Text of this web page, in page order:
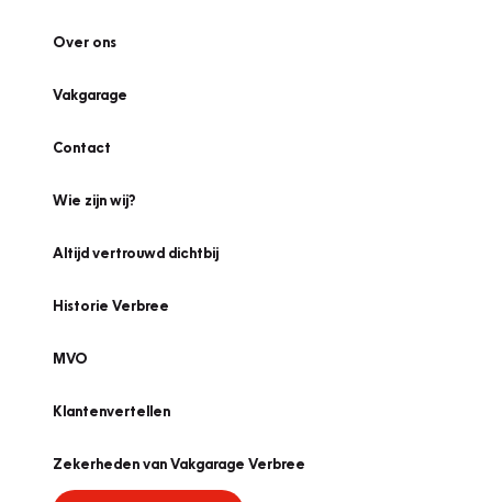
Over ons
Vakgarage
Contact
Wie zijn wij?
Altijd vertrouwd dichtbij
Historie Verbree
MVO
Klantenvertellen
Zekerheden van Vakgarage Verbree